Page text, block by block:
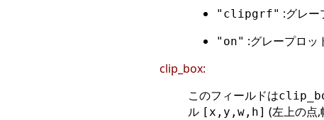
"clipgrf" :グレー
"on" :グレープロッ
clip_box:
このフィールドは
ル [x,y,w,h] (左上の点